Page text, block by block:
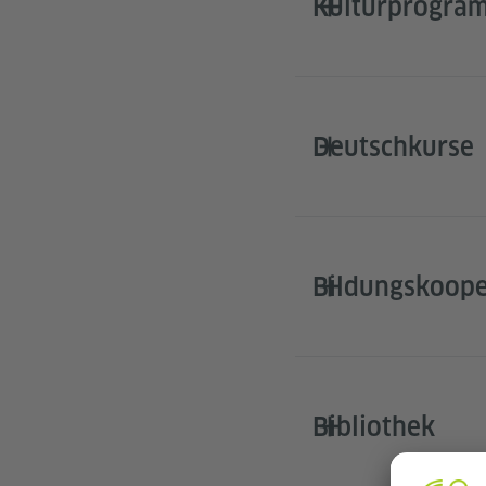
Deutschkurse
Bibliothek